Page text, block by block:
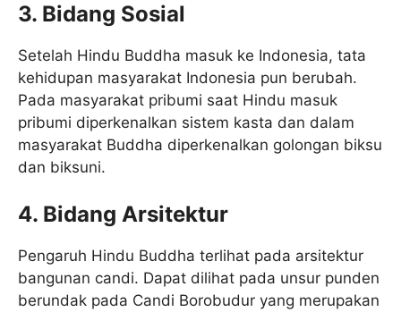
3. Bidang Sosial
Setelah Hindu Buddha masuk ke Indonesia, tata
kehidupan masyarakat Indonesia pun berubah.
Pada masyarakat pribumi saat Hindu masuk
pribumi diperkenalkan sistem kasta dan dalam
masyarakat Buddha diperkenalkan golongan biksu
dan biksuni.
4. Bidang Arsitektur
Pengaruh Hindu Buddha terlihat pada arsitektur
bangunan candi. Dapat dilihat pada unsur punden
berundak pada Candi Borobudur yang merupakan